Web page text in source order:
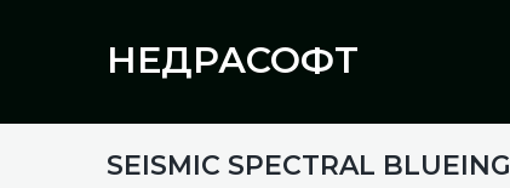
НЕДРАСОФТ
SEISMIC SPECTRAL BLUEING